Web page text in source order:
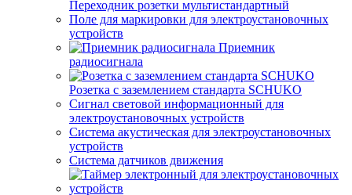
Переходник розетки мультистандартный
Поле для маркировки для электроустановочных
устройств
Приемник
радиосигнала
Розетка с заземлением стандарта SCHUKO
Сигнал световой информационный для
электроустановочных устройств
Система акустическая для электроустановочных
устройств
Система датчиков движения